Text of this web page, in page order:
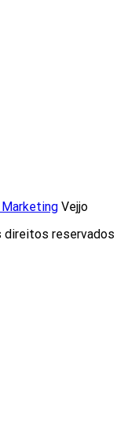
Vejjo​
direitos reservados